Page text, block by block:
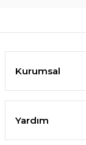
Kurumsal
Yardım